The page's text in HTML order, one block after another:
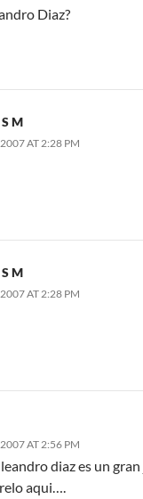
Diaz?
M
AT 2:28 PM
M
AT 2:28 PM
AT 2:56 PM
diaz es un
aqui….